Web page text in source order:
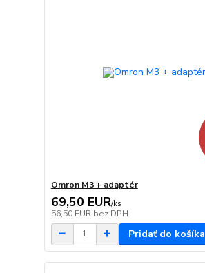
Omron M3 + adaptér
69,50 EUR/ks
56,50 EUR bez DPH
Pridať do košíka